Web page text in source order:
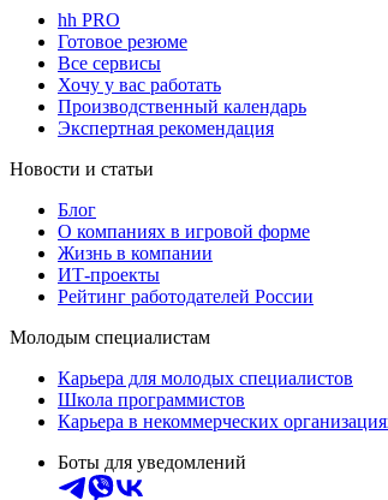
hh PRO
Готовое резюме
Все сервисы
Хочу у вас работать
Производственный календарь
Экспертная рекомендация
Новости и статьи
Блог
О компаниях в игровой форме
Жизнь в компании
ИТ-проекты
Рейтинг работодателей России
Молодым специалистам
Карьера для молодых специалистов
Школа программистов
Карьера в некоммерческих
Боты для уведомлений